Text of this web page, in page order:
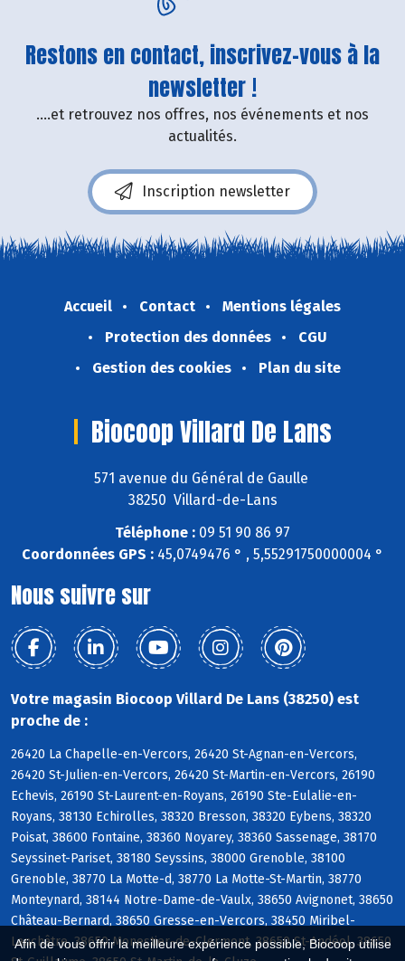
Afin de vous offrir la meilleure expérience possible, Biocoop utilise
Restons en contact, inscrivez-vous à la
newsletter !
....et retrouvez nos offres, nos événements et nos
actualités.
Inscription newsletter
Accueil Contact
Mentions légales
Protection des données
CGU
Gestion des cookies
Plan du site
Biocoop Villard De Lans
571 avenue du Général de Gaulle
38250 Villard-de-Lans
Téléphone : 09 51 90 86 97
Coordonnées GPS : 45,0749476 ° , 5,55291750000004 °
Nous suivre sur
Votre magasin Biocoop Villard De Lans (38250) est
proche de :
26420 La Chapelle-en-Vercors, 26420 St-Agnan-en-Vercors,
26420 St-Julien-en-Vercors, 26420 St-Martin-en-Vercors, 26190
Echevis, 26190 St-Laurent-en-Royans, 26190 Ste-Eulalie-en-
Royans, 38130 Echirolles, 38320 Bresson, 38320 Eybens, 38320
Poisat, 38600 Fontaine, 38360 Noyarey, 38360 Sassenage, 38170
Seyssinet-Pariset, 38180 Seyssins, 38000 Grenoble, 38100
Grenoble, 38770 La Motte-d, 38770 La Motte-St-Martin, 38770
Monteynard, 38144 Notre-Dame-de-Vaulx, 38650 Avignonet, 38650
Château-Bernard, 38650 Gresse-en-Vercors, 38450 Miribel-
Lanchâtre, 38650 Monestier-de-Clermont, 38650 St-Andéol, 38650